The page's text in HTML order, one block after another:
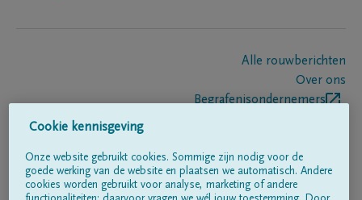
Alle rouwberichten
Over ons
Begrafenisondernemers
Volg ons op
Cookie kennisgeving
Onze website gebruikt cookies. Sommige zijn nodig voor de
goede werking van de website en plaatsen we automatisch. Andere
cookies worden gebruikt voor analyse, marketing of andere